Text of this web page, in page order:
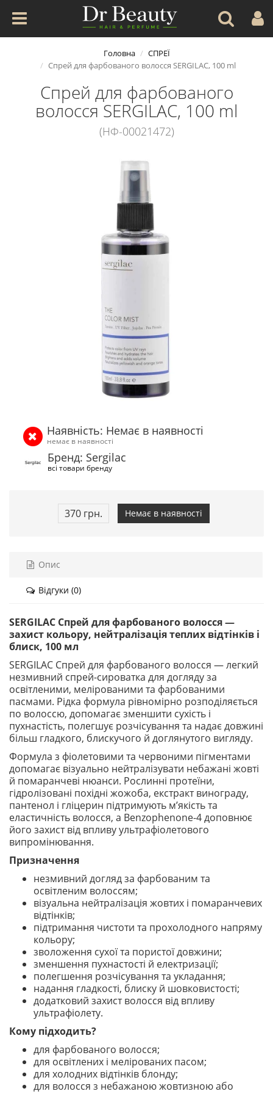
Головна
СПРЕЇ
Спрей для фарбованого волосся SERGILAC, 100 ml
Спрей для фарбованого
волосся SERGILAC, 100 ml
(НФ-00021472)
Наявність: Немає в наявності
немає в наявності
Бренд: Sergilac
всі товари бренду
370 грн. Немає в наявності
Опис
Відгуки (0)
SERGILAC Спрей для фарбованого волосся —
захист кольору, нейтралізація теплих відтінків і
блиск, 100 мл
SERGILAC Спрей для фарбованого волосся — легкий
незмивний спрей-сироватка для догляду за
освітленими, мелірованими та фарбованими
пасмами. Рідка формула рівномірно розподіляється
по волоссю, допомагає зменшити сухість і
пухнастість, полегшує розчісування та надає довжині
більш гладкого, блискучого й доглянутого вигляду.
Формула з фіолетовими та червоними пігментами
допомагає візуально нейтралізувати небажані жовті
й помаранчеві нюанси. Рослинні протеїни,
гідролізовані похідні жожоба, екстракт винограду,
пантенол і гліцерин підтримують м’якість та
еластичність волосся, а Benzophenone-4 доповнює
його захист від впливу ультрафіолетового
випромінювання.
Призначення
незмивний догляд за фарбованим та
освітленим волоссям;
візуальна нейтралізація жовтих і помаранчевих
відтінків;
підтримання чистоти та прохолодного напряму
кольору;
зволоження сухої та пористої довжини;
зменшення пухнастості й електризації;
полегшення розчісування та укладання;
надання гладкості, блиску й шовковистості;
додатковий захист волосся від впливу
ультрафіолету.
Кому підходить?
для фарбованого волосся;
для освітлених і мелірованих пасом;
для холодних відтінків блонду;
для волосся з небажаною жовтизною або